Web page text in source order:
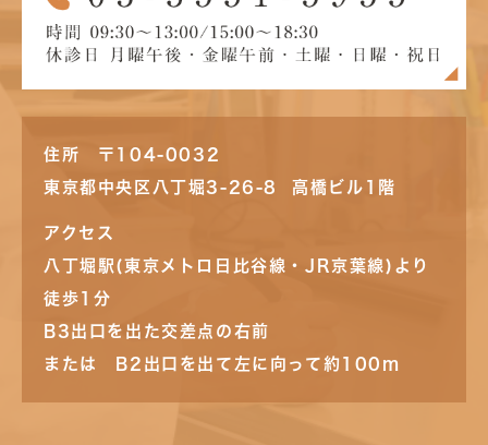
住所 〒104-0032
東京都中央区八丁堀3-26-8 高橋ビル1階
アクセス
八丁堀駅(東京メトロ日比谷線・JR京葉線)より
徒歩1分
B3出口を出た交差点の右前
または B2出口を出て左に向って約100m